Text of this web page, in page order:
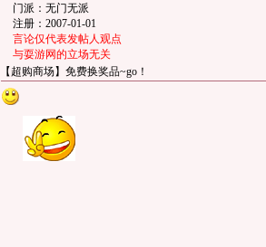
门派：无门无派
注册：2007-01-01
言论仅代表发帖人观点
与耍游网的立场无关
【超购商场】免费换奖品~go！